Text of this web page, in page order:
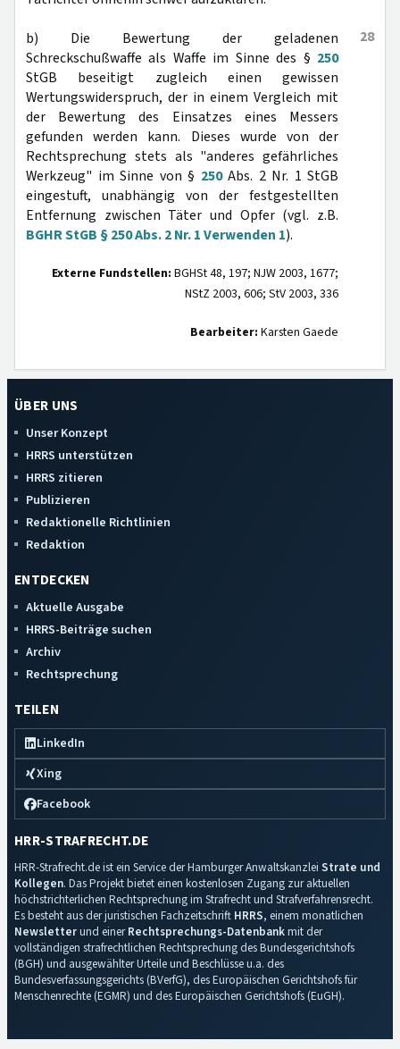
28
b) Die Bewertung der geladenen
Schreckschußwaffe als Waffe im Sinne des § 250
StGB beseitigt zugleich einen gewissen
Wertungswiderspruch, der in einem Vergleich mit
der Bewertung des Einsatzes eines Messers
gefunden werden kann. Dieses wurde von der
Rechtsprechung stets als "anderes gefährliches
Werkzeug" im Sinne von § 250Abs. 2 Nr. 1 StGB
eingestuft, unabhängig von der festgestellten
Entfernung zwischen Täter und Opfer (vgl. z.B.
BGHR StGB § 250 Abs. 2 Nr. 1 Verwenden 1).
Externe Fundstellen: BGHSt 48, 197; NJW 2003, 1677;
NStZ 2003, 606; StV 2003, 336
Bearbeiter: Karsten Gaede
ÜBER UNS
Unser Konzept
HRRS unterstützen
HRRS zitieren
Publizieren
Redaktionelle Richtlinien
Redaktion
ENTDECKEN
Aktuelle Ausgabe
HRRS-Beiträge suchen
Archiv
Rechtsprechung
TEILEN
LinkedIn
Xing
Facebook
HRR-STRAFRECHT.DE
HRR-Strafrecht.de ist ein Service der Hamburger Anwaltskanzlei Strate und
Kollegen. Das Projekt bietet einen kostenlosen Zugang zur aktuellen
höchstrichterlichen Rechtsprechung im Strafrecht und Strafverfahrensrecht.
Es besteht aus der juristischen Fachzeitschrift HRRS, einem monatlichen
Newsletterund einerRechtsprechungs-Datenbankmit der
vollständigen strafrechtlichen Rechtsprechung des Bundesgerichtshofs
(BGH) und ausgewählter Urteile und Beschlüsse u.a. des
Bundesverfassungsgerichts (BVerfG), des Europäischen Gerichtshofs für
Menschenrechte (EGMR) und des Europäischen Gerichtshofs (EuGH).